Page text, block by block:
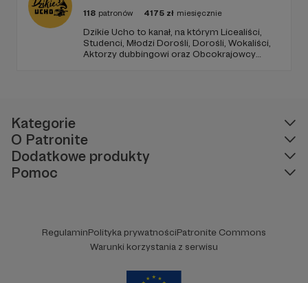
118 patronów 4175 zł miesięcznie
Dzikie Ucho to kanał, na którym Licealiści,
Studenci, Młodzi Dorośli, Dorośli, Wokaliści,
Aktorzy dubbingowi oraz Obcokrajowcy
Kategorie
O Patronite
Dodatkowe produkty
Pomoc
RegulaminPolityka prywatnościPatronite Commons
Warunki korzystania z serwisu